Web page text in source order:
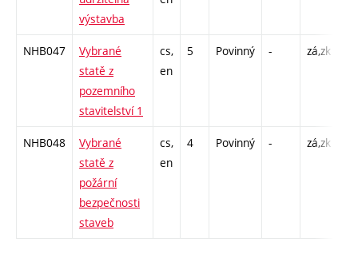
výstavba
NHB047
Vybrané
statě z
pozemního
stavitelství 1
cs,
en
5 Povinný - zá,zk
NHB048
Vybrané
statě z
požární
bezpečnosti
staveb
cs,
en
4 Povinný - zá,zk